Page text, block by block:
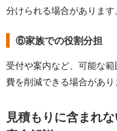
分けられる場合があります。
⑥家族での役割分担
受付や案内など、可能な
費を削減できる場合があり
見積もりに含まれ